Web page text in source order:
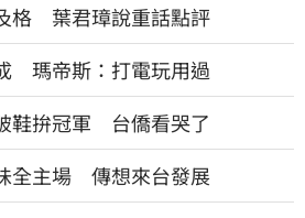
格 葉君璋說重話點評
瑪帝斯：打電玩用過
鞋拚冠軍 台僑看哭了
全主場 傳想來台發展